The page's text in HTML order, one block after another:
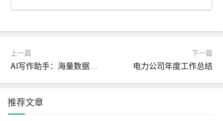
管理和预算编制工作，进一步提升自己的专业能力和管理
长期目标：在十年内，成为一家大型企业的财务总监，全
三、行动计划
上一篇
AI写作助手：海量数据助力，提升工作效率
下一篇
电力公司年度工作总结
推荐文章